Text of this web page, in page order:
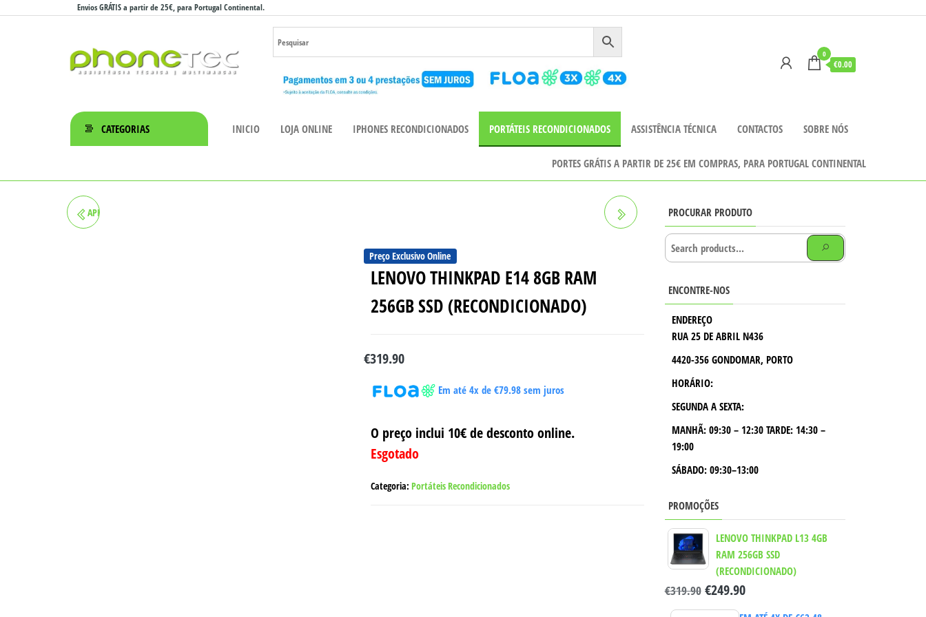
para
Envios GRÁTIS a partir de 25€, para Portugal Continental.
– Loja
Online
0
€0.00
CATEGORIAS INICIO LOJA ONLINE IPHONES RECONDICIONADOS PORTÁTEIS RECONDICIONADOS ASSISTÊNCIA TÉCNICA CONTACTOS SOBRE NÓS
PORTES GRÁTIS A PARTIR DE 25€ EM COMPRAS, PARA PORTUGAL CONTINENTAL
APPLE MACBOOK PRO 13" 2016
Preço Exclusivo Online
LENOVO THINKPAD E14 8GB RAM
256GB SSD (RECONDICIONADO)
€319.90
Em até 4x de€79.98 sem juros
O preço inclui 10€ de desconto online.
Esgotado
Categoria: Portáteis Recondicionados
PROCURAR PRODUTO
ENCONTRE-NOS
ENDEREÇO
RUA 25 DE ABRIL N436
4420-356 GONDOMAR, PORTO
HORÁRIO:
SEGUNDA A SEXTA:
MANHÃ:09:30 – 12:30 TARDE:14:30 –
19:00
SÁBADO: 09:30–13:00
PROMOÇÕES
LENOVO THINKPAD L13 4GB
RAM 256GB SSD
(RECONDICIONADO)
€319.90 €249.90